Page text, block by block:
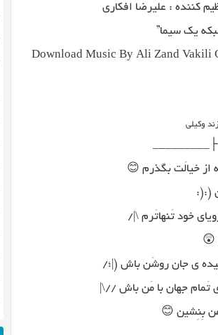
کننده : علیرضا افکاری
یک سیما”
Download Music By Ali Zand Vakili
وکیلی
از خیالَت بگذرم 😊
(:(:
خود تَنهاتَرم \|/
😲
ی جان روشَن باش (|؛/
تَمام جهان با مَن باش //\|
بِنِشین 😊